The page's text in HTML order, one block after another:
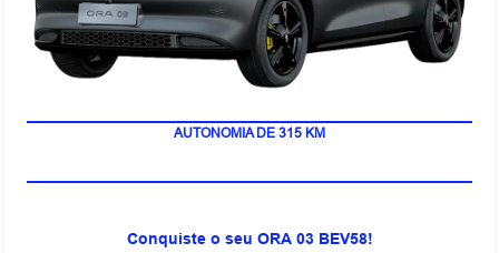
100% ELÉTRICO
Conquiste o seu ORA 03 BEV58!